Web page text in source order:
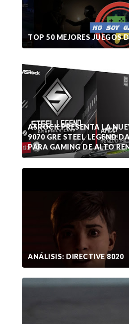
TOP 50 MEJORES JUEGOS
ASROCK PRESENTA LA
9070 GRE STEEL LEGEND
PARA GAMING DE ALTO
ANÁLISIS: DIRECTIVE 8020